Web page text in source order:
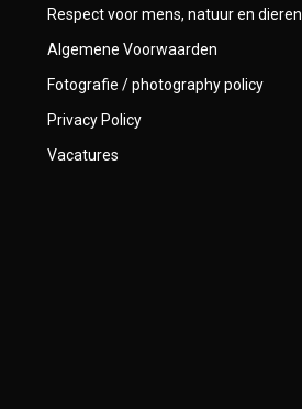
Respect voor mens, natuur en dieren
Algemene Voorwaarden
Fotografie / photography policy
Privacy Policy
Vacatures